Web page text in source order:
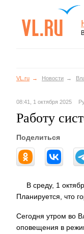
VL.ru Новости
08:41, 1 октября 2025
Работу
Поделиться
В среду, 1
Планируется, что
Сегодня утром во
оповещения в